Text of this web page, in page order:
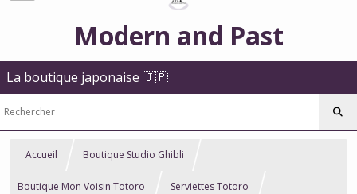
Modern and Past
La boutique japonaise 🇯🇵
Accueil Boutique Studio Ghibli
Boutique Mon Voisin Totoro Serviettes Totoro